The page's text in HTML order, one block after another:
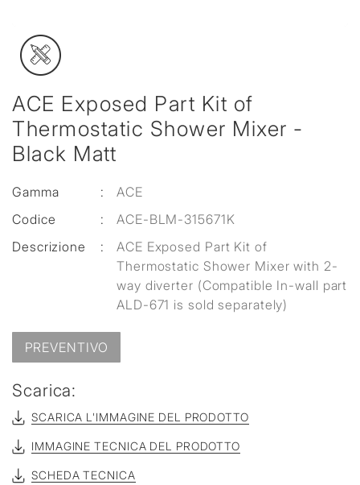
ACE Exposed Part Kit of
Thermostatic Shower Mixer -
Black Matt
Gamma :
ACE
Codice
:
ACE-BLM-315671K
Descrizione
:
ACE Exposed Part Kit of
Thermostatic Shower Mixer with 2-
way diverter (Compatible In-wall part
ALD-671 is sold separately)
PREVENTIVO
Scarica:
SCARICA L'IMMAGINE DEL PRODOTTO
IMMAGINE TECNICA DEL PRODOTTO
SCHEDA TECNICA